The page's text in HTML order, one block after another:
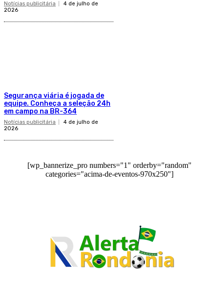
Notícias publicitária
4 de julho de
2026
Segurança viária é jogada de
equipe. Conheça a seleção 24h
em campo na BR-364
Notícias publicitária
4 de julho de
2026
[wp_bannerize_pro numbers="1" orderby="random"
categories="acima-de-eventos-970x250"]